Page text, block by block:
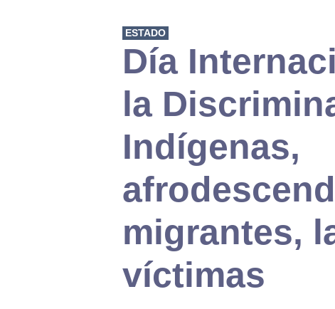
ESTADO
Día
la
Indígenas,
migrantes,
víctimas